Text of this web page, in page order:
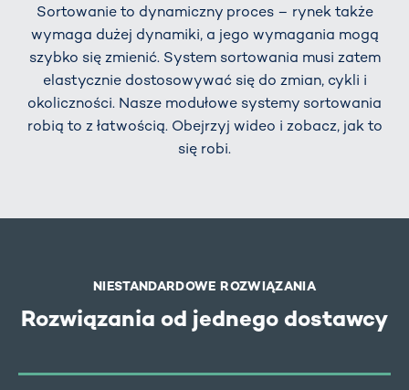
Sortowanie to dynamiczny proces – rynek także
wymaga dużej dynamiki, a jego wymagania mogą
szybko się zmienić. System sortowania musi zatem
elastycznie dostosowywać się do zmian, cykli i
okoliczności. Nasze modułowe systemy sortowania
robią to z łatwością. Obejrzyj wideo i zobacz, jak to
się robi.
NIESTANDARDOWE ROZWIĄZANIA
Rozwiązania od jednego dostawcy